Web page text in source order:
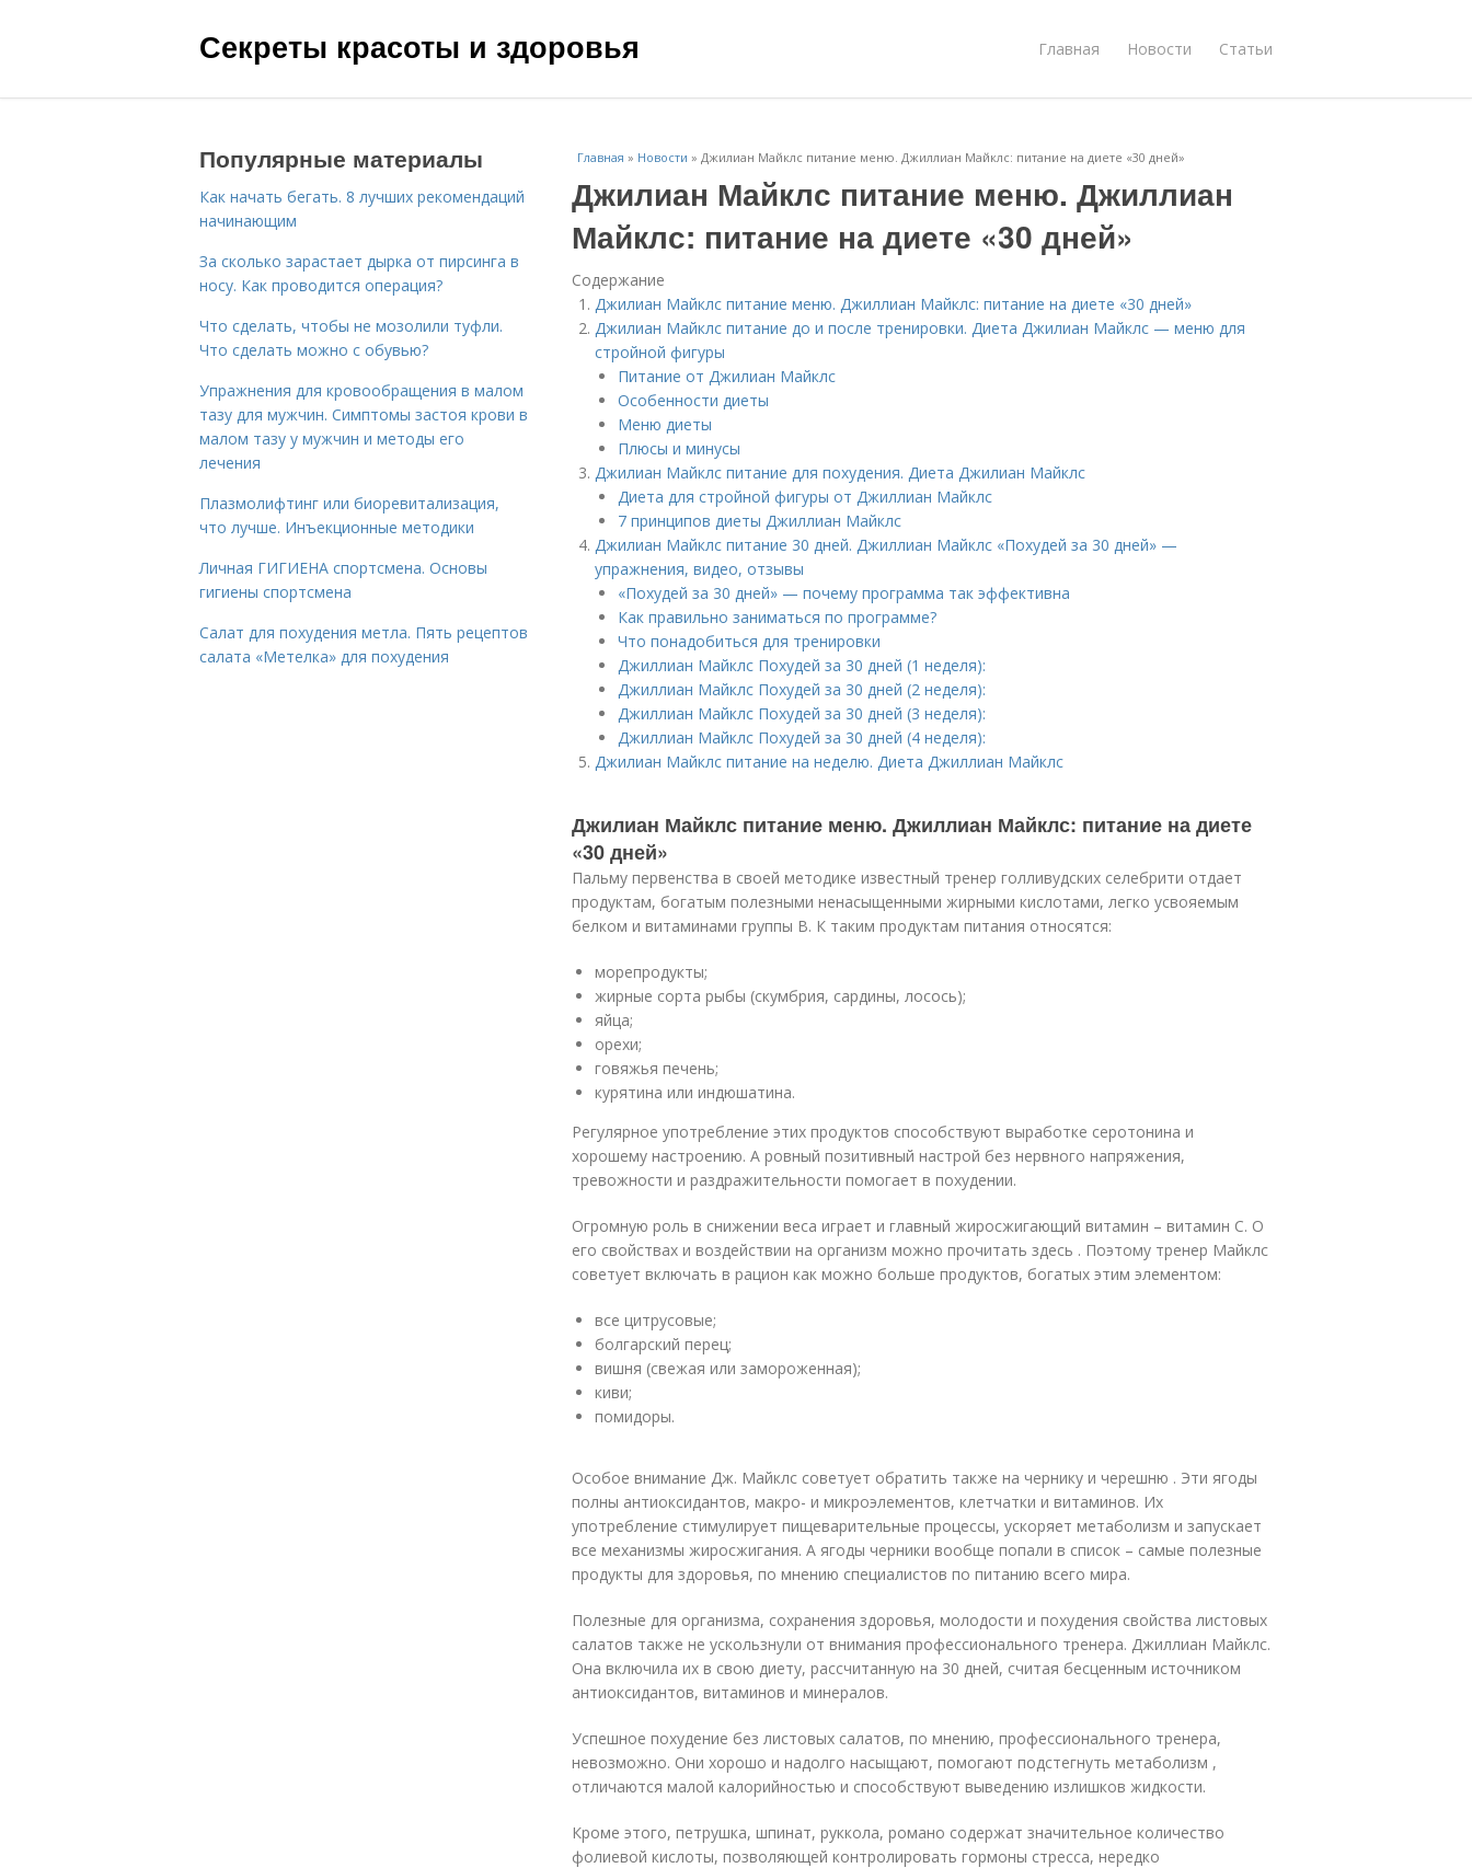
Секреты красоты и здоровья Главная Новости Статьи
Главная » Новости » Джилиан Майклс питание меню. Джиллиан Майклс: питание на диете «30 дней»
Джилиан Майклс питание меню. Джиллиан
Майклс: питание на диете «30 дней»
Содержание
Джилиан Майклс питание меню. Джиллиан Майклс: питание на диете «30 дней»
Джилиан Майклс питание до и после тренировки. Диета Джилиан Майклс — меню для
стройной фигуры
Питание от Джилиан Майклс
Особенности диеты
Меню диеты
Плюсы и минусы
Джилиан Майклс питание для похудения. Диета Джилиан Майклс
Диета для стройной фигуры от Джиллиан Майклс
7 принципов диеты Джиллиан Майклс
Джилиан Майклс питание 30 дней. Джиллиан Майклс «Похудей за 30 дней» —
упражнения, видео, отзывы
«Похудей за 30 дней» — почему программа так эффективна
Как правильно заниматься по программе?
Что понадобиться для тренировки
Джиллиан Майклс Похудей за 30 дней (1 неделя):
Джиллиан Майклс Похудей за 30 дней (2 неделя):
Джиллиан Майклс Похудей за 30 дней (3 неделя):
Джиллиан Майклс Похудей за 30 дней (4 неделя):
Джилиан Майклс питание на неделю. Диета Джиллиан Майклс
Джилиан Майклс питание меню. Джиллиан Майклс: питание на диете
«30 дней»
Пальму первенства в своей методике известный тренер голливудских селебрити отдает
продуктам, богатым полезными ненасыщенными жирными кислотами, легко усвояемым
белком и витаминами группы В. К таким продуктам питания относятся:
морепродукты;
жирные сорта рыбы (скумбрия, сардины, лосось);
яйца;
орехи;
говяжья печень;
курятина или индюшатина.
Регулярное употребление этих продуктов способствуют выработке серотонина и
хорошему настроению. А ровный позитивный настрой без нервного напряжения,
тревожности и раздражительности помогает в похудении.
Огромную роль в снижении веса играет и главный жиросжигающий витамин – витамин С. О
его свойствах и воздействии на организм можно прочитать здесь . Поэтому тренер Майклс
советует включать в рацион как можно больше продуктов, богатых этим элементом:
все цитрусовые;
болгарский перец;
вишня (свежая или замороженная);
киви;
помидоры.
Особое внимание Дж. Майклс советует обратить также на чернику и черешню . Эти ягоды
полны антиоксидантов, макро- и микроэлементов, клетчатки и витаминов. Их
употребление стимулирует пищеварительные процессы, ускоряет метаболизм и запускает
все механизмы жиросжигания. А ягоды черники вообще попали в список – самые полезные
продукты для здоровья, по мнению специалистов по питанию всего мира.
Полезные для организма, сохранения здоровья, молодости и похудения свойства листовых
салатов также не ускользнули от внимания профессионального тренера. Джиллиан Майклс.
Она включила их в свою диету, рассчитанную на 30 дней, считая бесценным источником
антиоксидантов, витаминов и минералов.
Успешное похудение без листовых салатов, по мнению, профессионального тренера,
невозможно. Они хорошо и надолго насыщают, помогают подстегнуть метаболизм ,
отличаются малой калорийностью и способствуют выведению излишков жидкости.
Кроме этого, петрушка, шпинат, руккола, романо содержат значительное количество
фолиевой кислоты, позволяющей контролировать гормоны стресса, нередко
Популярные материалы
Как начать бегать. 8 лучших рекомендаций
начинающим
За сколько зарастает дырка от пирсинга в
носу. Как проводится операция?
Что сделать, чтобы не мозолили туфли.
Что сделать можно с обувью?
Упражнения для кровообращения в малом
тазу для мужчин. Симптомы застоя крови в
малом тазу у мужчин и методы его
лечения
Плазмолифтинг или биоревитализация,
что лучше. Инъекционные методики
Личная ГИГИЕНА спортсмена. Основы
гигиены спортсмена
Салат для похудения метла. Пять рецептов
салата «Метелка» для похудения